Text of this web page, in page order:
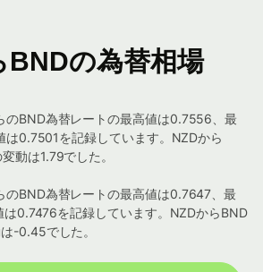
BNDの為替相場
のBND為替レートの最高値は0.7556、最
0.7501を記録しています。NZDから
動は1.79でした。
BND為替レートの最高値は0.7647、最
0.7476を記録しています。NZDからBND
-0.45でした。